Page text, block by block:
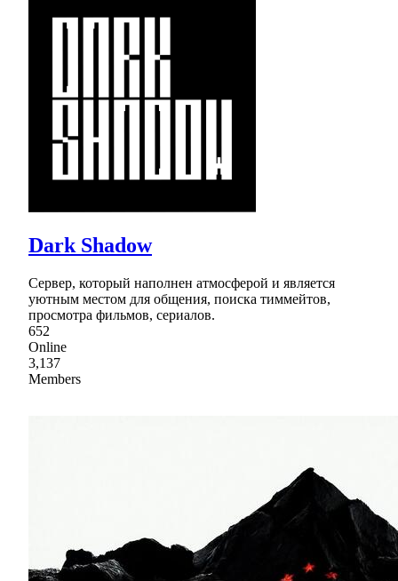
Dark Shadow
Сервер, который наполнен атмосферой и является
уютным местом для общения, поиска тиммейтов,
просмотра фильмов, сериалов.
652
Online
3,137
Members